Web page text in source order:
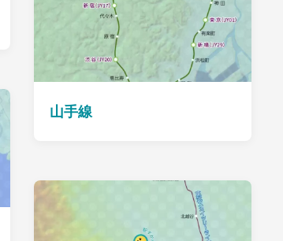
山手線